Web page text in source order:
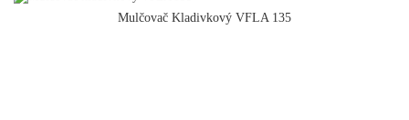
Mulčovač Kladivkový VFLA 135